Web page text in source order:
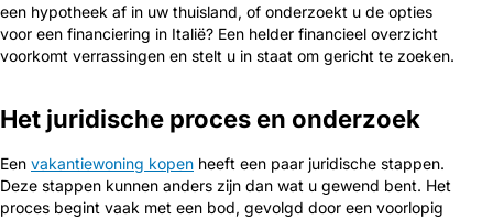
een hypotheek af in uw thuisland, of onderzoekt u de opties
voor een financiering in Italië? Een helder financieel overzicht
voorkomt verrassingen en stelt u in staat om gericht te zoeken.
Het juridische proces en onderzoek
Een vakantiewoning kopen heeft een paar juridische stappen.
Deze stappen kunnen anders zijn dan wat u gewend bent. Het
proces begint vaak met een bod, gevolgd door een voorlopig